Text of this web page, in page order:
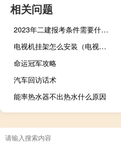
相关问题
2023年二建报考条件需要什么专业
电视机挂架怎么安装（电视机挂架）
命运冠军攻略
汽车回访话术
能率热水器不出热水什么原因